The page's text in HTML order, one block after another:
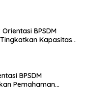
BPSDM
Kapasitas
BPSDM
Pemahaman